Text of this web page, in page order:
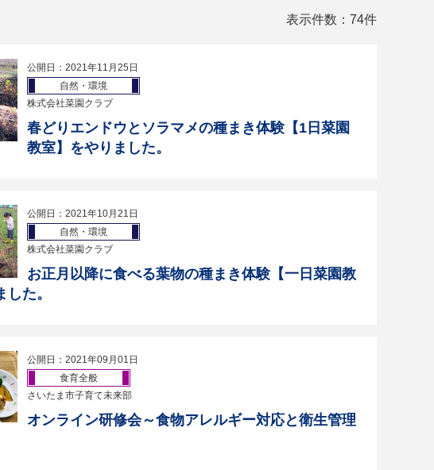
表示件数：74件
公開日：2021年11月25日
自然・環境
株式会社菜園クラブ
春どりエンドウとソラマメの種まき体験【1日菜園
教室】をやりました。
公開日：2021年10月21日
自然・環境
株式会社菜園クラブ
お正月以降に食べる葉物の種まき体験【一日菜園教
た。
公開日：2021年09月01日
食育全般
さいたま市子育て未来部
オンライン研修会～食物アレルギー対応と衛生管理